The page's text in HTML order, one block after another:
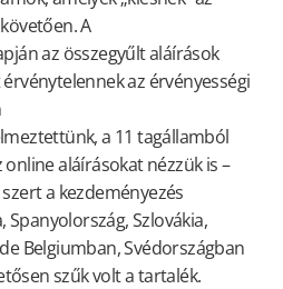
A
az összegyűlt aláírások
az érvényességi
a 11 tagállamból
aláírásokat nézzük is –
a kezdeményezés
Szlovákia,
Belgiumban, Svédországban
szűk volt a tartalék.